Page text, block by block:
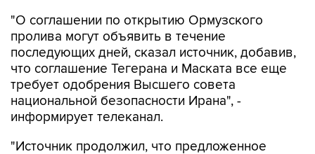
"О соглашении по открытию Ормузского
пролива могут объявить в течение
последующих дней, сказал источник, добавив,
что соглашение Тегерана и Маската все еще
требует одобрения Высшего совета
национальной безопасности Ирана", -
информирует телеканал.
"Источник продолжил, что предложенное